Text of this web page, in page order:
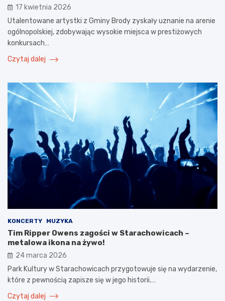
17 kwietnia 2026
Utalentowane artystki z Gminy Brody zyskały uznanie na arenie
ogólnopolskiej, zdobywając wysokie miejsca w prestiżowych
konkursach…
Czytaj dalej
KONCERTY MUZYKA
Tim Ripper Owens zagości w Starachowicach –
metalowa ikona na żywo!
24 marca 2026
Park Kultury w Starachowicach przygotowuje się na wydarzenie,
które z pewnością zapisze się w jego historii.…
Czytaj dalej